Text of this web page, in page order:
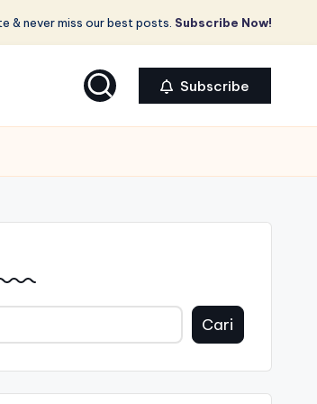
& never miss our best posts. Subscribe Now!
Subscribe
Cari